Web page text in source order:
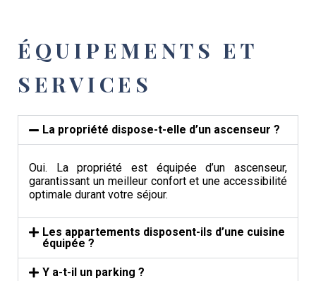
ÉQUIPEMENTS ET
SERVICES
La propriété dispose-t-elle d’un ascenseur ?
Oui. La propriété est équipée d’un ascenseur,
garantissant un meilleur confort et une accessibilité
optimale durant votre séjour.
Les appartements disposent-ils d’une cuisine
équipée ?
Y a-t-il un parking ?